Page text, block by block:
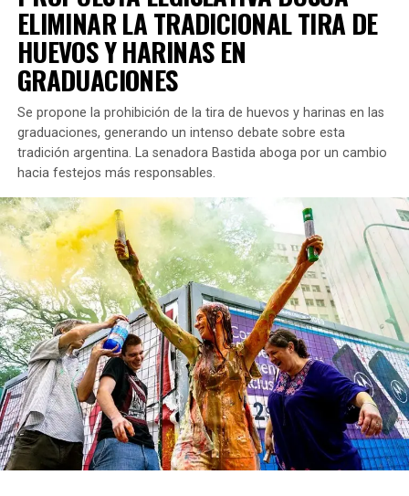
La invitación está abierta a todos, tanto a estudiantes de
la UNLZ como a cualquier interesado. El propósito del
encuentro es profundizar en el entendimiento del
espectro autista y discutir aspectos relacionados con
la inclusión social.
Contenido de la Charla de Ian Moche
El enfoque de la charla se centrará en el autismo, que
abarca un amplio espectro de variaciones. Ian Moche ha
emergido como un referente en esta temática,
especialmente en el ámbito digital, donde aborda
ELIMINAR LA TRADICIONAL TIRA DE
HUEVOS Y HARINAS EN
GRADUACIONES
Se propone la prohibición de la tira de huevos y harinas en las
graduaciones, generando un intenso debate sobre esta
tradición argentina. La senadora Bastida aboga por un cambio
hacia festejos más responsables.